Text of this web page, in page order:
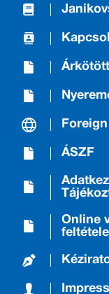
ÁSZF
Online